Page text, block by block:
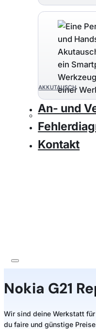
AKKUTAUSCH
An- und
Kontakt
Nokia G21
Wir sind deine Werkstatt
du faire und günstige